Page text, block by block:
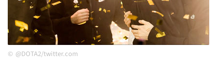
@DOTA2/twitter.com